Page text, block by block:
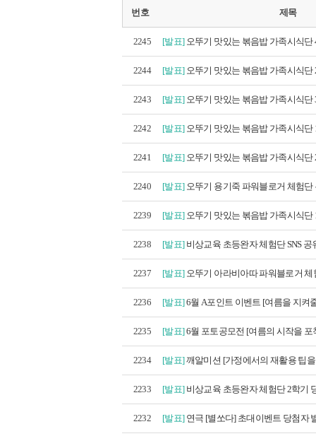
번호 제목
2245 [발표] 오뚜기 맛있는 볶음밥 가족시식단
2244 [발표] 오뚜기 맛있는 볶음밥 가족시식단
2243 [발표] 오뚜기 맛있는 볶음밥 가족시식단
2242 [발표] 오뚜기 맛있는 볶음밥 가족시식단
2241 [발표] 오뚜기 맛있는 볶음밥 가족시식단
2240 [발표] 오뚜기 용기죽 파워블로거 체험단
2239 [발표] 오뚜기 맛있는 볶음밥 가족시식단
2238 [발표] 비상교육 초등완자 체험단 SNS 공
2237 [발표] 오뚜기 아라비아따 파워블로거 체
2236 [발표]6월 A포인트 이벤트 [여름을 지켜
2235 [발표]6월 포토공모전 [여름의 시작을 포
2234 [발표]깨알미션 [가정에서의 재활용 팁
2233 [발표] 비상교육 초등완자 체험단 2학기
2232 [발표] 연극 [별쏘다] 초대이벤트 당첨자